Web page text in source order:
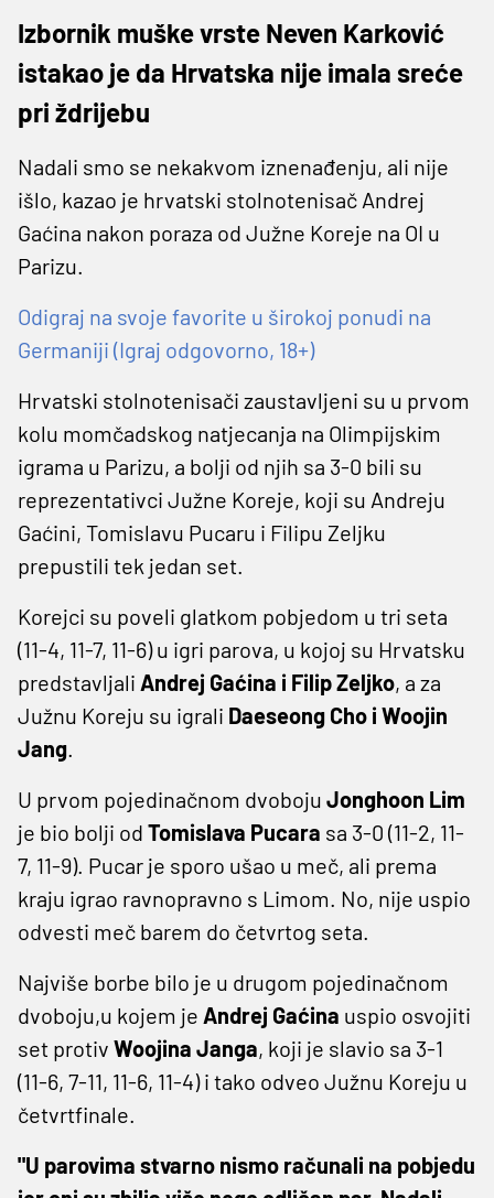
Izbornik muške vrste Neven Karković
istakao je da Hrvatska nije imala sreće
pri ždrijebu
Nadali smo se nekakvom iznenađenju, ali nije
išlo, kazao je hrvatski stolnotenisač Andrej
Gaćina nakon poraza od Južne Koreje na OI u
Parizu.
Odigraj na svoje favorite u širokoj ponudi na
Germaniji (Igraj odgovorno, 18+)
Hrvatski stolnotenisači zaustavljeni su u prvom
kolu momčadskog natjecanja na Olimpijskim
igrama u Parizu, a bolji od njih sa 3-0 bili su
reprezentativci Južne Koreje, koji su Andreju
Gaćini, Tomislavu Pucaru i Filipu Zeljku
prepustili tek jedan set.
Korejci su poveli glatkom pobjedom u tri seta
(11-4, 11-7, 11-6) u igri parova, u kojoj su Hrvatsku
predstavljali Andrej Gaćina i Filip Zeljko, a za
Južnu Koreju su igrali Daeseong Cho i Woojin
Jang.
U prvom pojedinačnom dvoboju Jonghoon Lim
je bio bolji od Tomislava Pucara sa 3-0 (11-2, 11-
7, 11-9). Pucar je sporo ušao u meč, ali prema
kraju igrao ravnopravno s Limom. No, nije uspio
odvesti meč barem do četvrtog seta.
Najviše borbe bilo je u drugom pojedinačnom
dvoboju,u kojem je Andrej Gaćina uspio osvojiti
set protiv Woojina Janga, koji je slavio sa 3-1
(11-6, 7-11, 11-6, 11-4) i tako odveo Južnu Koreju u
četvrtfinale.
"U parovima stvarno nismo računali na pobjedu